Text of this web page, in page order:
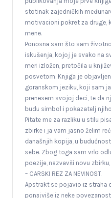
stotinak zajedničkih
motivacioni pokret za druge,
mene.
Ponosna sam što sam
iskušenja, kojoj je svako na
meri izložen, pretočila u
posvetom. Knjiga je
goranskom jeziku, koji sam
prenesem svojoj deci, te da
budu simbol i pokazatelj
Pitate me za razliku u stilu
zbirke i ja vam jasno želim
današnjih kopija, u
sebe. Zbog toga sam vrlo
poezije, nazvavši novu
– CARSKI REZ ZA NEVINOST.
Apstrakt se pojavio iz straha
ponajviše iz neke